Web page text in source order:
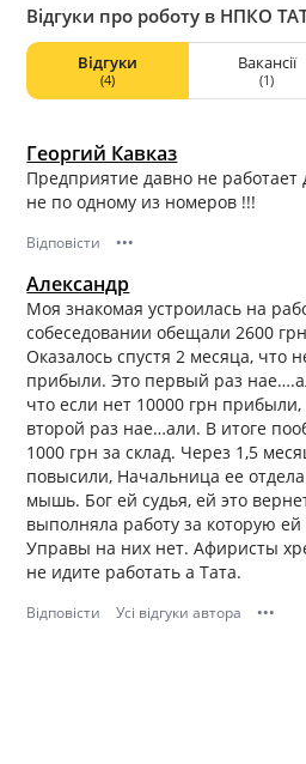
Відгуки про роботу в НПКО
Відгуки
(4)
Вакансії
(1)
Георгий Кавказ
Предприятие давно не работает
не по одному из номеров !!!
Відповісти •••
Александр
Моя знакомая устроилась на
собеседовании обещали 2600
Оказалось спустя 2 месяца, что
прибыли. Это первый раз
что если нет 10000 грн прибыли,
второй раз нае…али. В итоге
1000 грн за склад. Через 1,5
повысили, Начальница ее
мышь. Бог ей судья, ей это
выполняла работу за которую
Управы на них нет. Афиристы
не идите работать а Тата.
Відповісти Усі відгуки автора •••